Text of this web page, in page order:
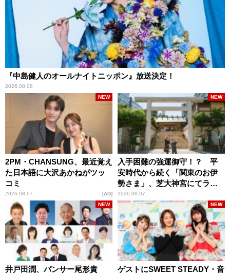
『中島健人のオールナイトニッポン』放送決定！
2026.08.08
2PM・CHANSUNG、最近覚え
た日本語に大沢あかねがツッ
コミ
2026.08.07
NEW
AD
入手困難の強運御守！？ 平
安時代から続く「関東のお伊
勢さま」、芝大神宮にてラン
パンプスが合格祈願！
2026.08.07
NEW
井戸田潤、パンサー尾形貴
NEW
ゲストにSWEET STEADY・音
NEW